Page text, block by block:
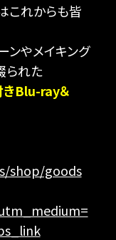
はこれからも皆
ンやメイキング
られた
Blu-ray＆
shop/goods